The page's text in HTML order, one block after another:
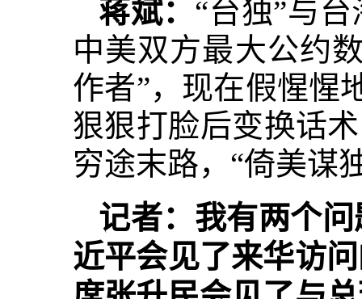
蒋斌： “台独”与
中美双方最大公约
作者”，现在假惺惺
狠狠打脸后变换话
穷途末路，“倚美谋
记者：我有两个
近平会见了来华访